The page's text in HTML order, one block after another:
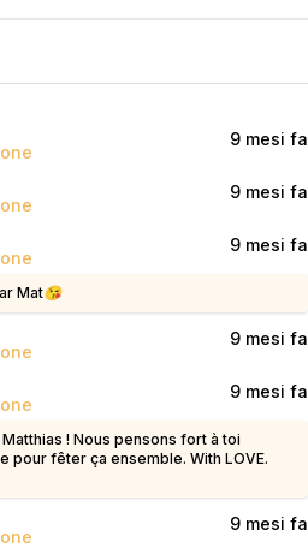
9 mesi fa
9 mesi fa
9 mesi fa
Mat😘
9 mesi fa
9 mesi fa
! Nous pensons fort à toi
pour fêter ça ensemble. With LOVE.
9 mesi fa